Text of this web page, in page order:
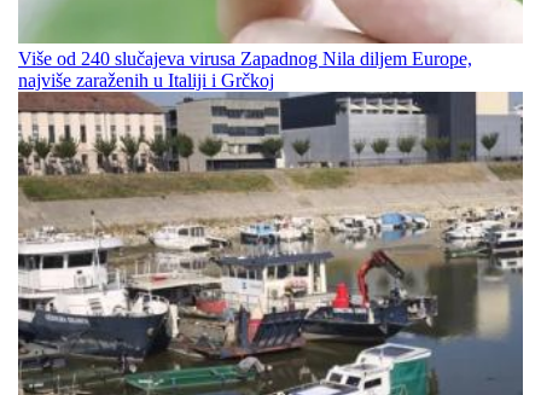
Više od 240 slučajeva virusa Zapadnog Nila diljem Europe,
najviše zaraženih u Italiji i Grčkoj